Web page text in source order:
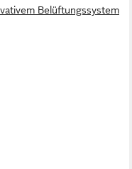
Belüftungssystem